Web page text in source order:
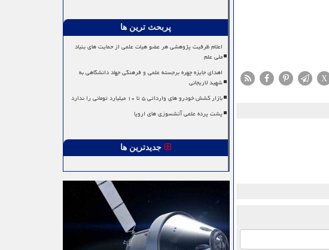
X
پربحث ترین ها
اعلام ظرفیت پژوهشی هر عضو هیات علمی از حمایت های بنیاد
ملی علم
اهدای جایزه چهره برجسته علمی و فرهنگی جهاد دانشگاهی به
شهید لاریجانی
بازار کشش خودرو های وارداتی ۵ تا ۱۰ میلیارد تومانی را ندارد
پشت پرده علمی آتشسوزی های اروپا
جدیدترین ها